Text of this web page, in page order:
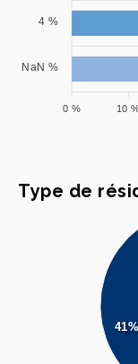
4 %
NaN %
10
0 %
Type de
41%